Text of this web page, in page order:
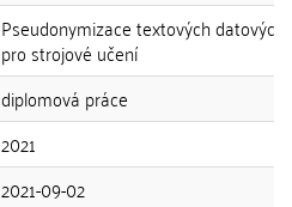
Pseudonymizace textových datových
pro strojové učení
diplomová práce
2021
2021-09-02